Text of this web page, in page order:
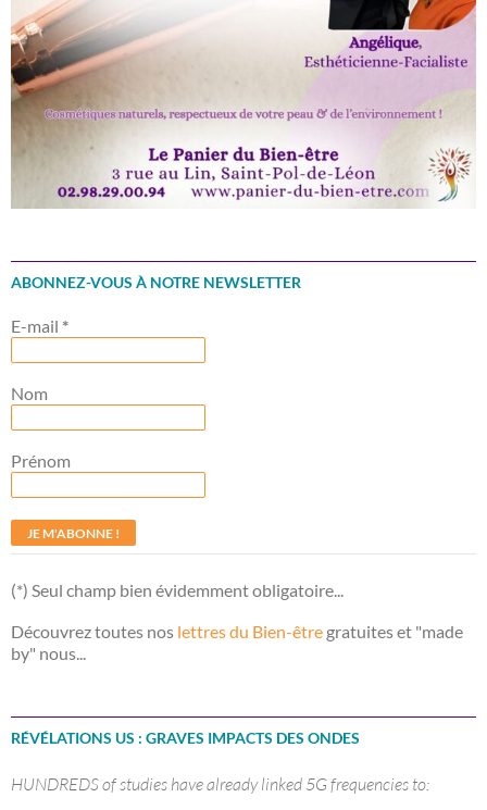
ABONNEZ-VOUS À NOTRE NEWSLETTER
E-mail *
Nom
Prénom
(*) Seul champ bien évidemment obligatoire...
Découvrez toutes nos lettres du Bien-être gratuites et "made
by" nous...
RÉVÉLATIONS US : GRAVES IMPACTS DES ONDES
HUNDREDS of studies have already linked 5G frequencies to: